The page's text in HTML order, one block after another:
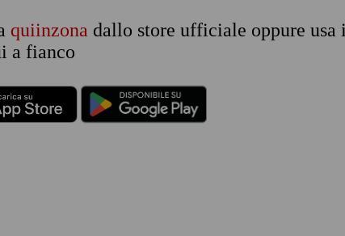
quiinzona dallo store ufficiale oppure usa
a fianco